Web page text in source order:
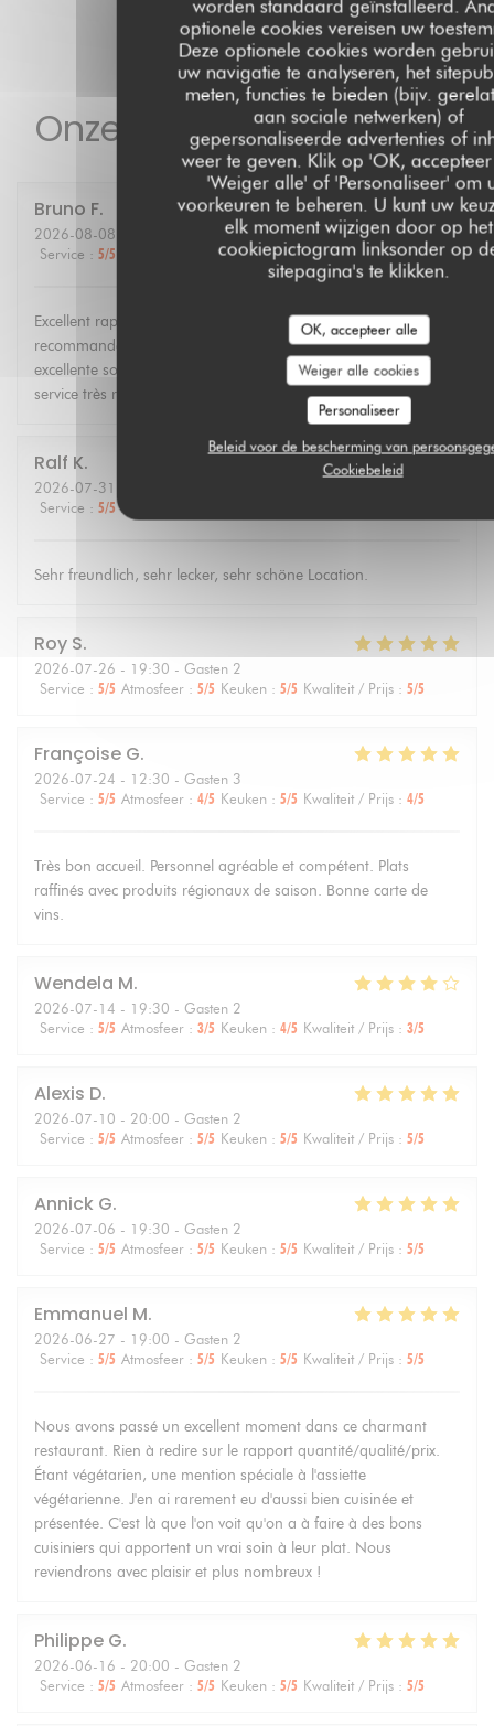
worden standaard geïnstalleerd.
optionele cookies vereisen uw
Deze optionele cookies worden
uw navigatie te analyseren, het
meten, functies te bieden (bijv.
aan sociale netwerken) of
gepersonaliseerde advertenties of
weer te geven. Klik op 'OK,
'Weiger alle' of 'Personaliseer' om
voorkeuren te beheren. U kunt uw
elk moment wijzigen door op het
cookiepictogram linksonder op
sitepagina's te klikken.
OK, accepteer alle
Weiger alle cookies
Personaliseer
Beleid voor de bescherming van
Cookiebeleid
Onze gastbeoordelingen
Bruno F
2026-08-08 - 20:00 - Gasten 2
Service : 5/5 Keuken: 5/5 Kwaliteit / Prijs: 5/5
Excellent rapport qualité/prix. Le restaurant m'avait été
recommandé par un client à moi. Nous avons passé une
excellente soirée avec mon épouse. Le lieu est intimiste et le
service très rapide. Encore merci !
Ralf K
2026-07-31
Service : 5/5
Sehr freundlich, sehr lecker, sehr schöne Location.
Roy S
2026-07-26 - 19:30 - Gasten 2
Service : 5/5 Atmosfeer : 5/5 Keuken : 5/5 Kwaliteit / Prijs : 5/5
Françoise G
2026-07-24 - 12:30 - Gasten 3
Service : 5/5 Atmosfeer : 4/5 Keuken : 5/5 Kwaliteit / Prijs : 4/5
Très bon accueil. Personnel agréable et compétent. Plats
raffinés avec produits régionaux de saison. Bonne carte de
vins.
Wendela M
2026-07-14 - 19:30 - Gasten 2
Service : 5/5 Atmosfeer : 3/5 Keuken : 4/5 Kwaliteit / Prijs : 3/5
Alexis D
2026-07-10 - 20:00 - Gasten 2
Service : 5/5 Atmosfeer : 5/5 Keuken : 5/5 Kwaliteit / Prijs : 5/5
Annick G
2026-07-06 - 19:30 - Gasten 2
Service : 5/5 Atmosfeer : 5/5 Keuken : 5/5 Kwaliteit / Prijs : 5/5
Emmanuel M
2026-06-27 - 19:00 - Gasten 2
Service : 5/5 Atmosfeer : 5/5 Keuken : 5/5 Kwaliteit / Prijs : 5/5
Nous avons passé un excellent moment dans ce charmant
restaurant. Rien à redire sur le rapport quantité/qualité/prix.
Étant végétarien, une mention spéciale à l'assiette
végétarienne. J'en ai rarement eu d'aussi bien cuisinée et
présentée. C'est là que l'on voit qu'on a à faire à des bons
cuisiniers qui apportent un vrai soin à leur plat. Nous
reviendrons avec plaisir et plus nombreux !
Philippe G
2026-06-16 - 20:00 - Gasten 2
Service : 5/5 Atmosfeer : 5/5 Keuken : 5/5 Kwaliteit / Prijs : 5/5